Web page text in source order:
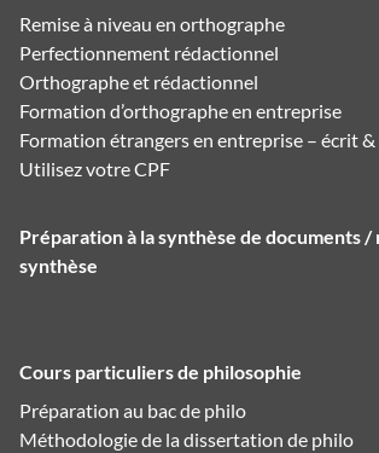
Remise à niveau en orthographe
Perfectionnement rédactionnel
Orthographe et rédactionnel
Formation d’orthographe en entreprise
Formation étrangers en entreprise – écrit &
Utilisez votre CPF
Préparation à la synthèse de documents /
synthèse
Cours particuliers de philosophie
Préparation au bac de philo
Méthodologie de la dissertation de philo